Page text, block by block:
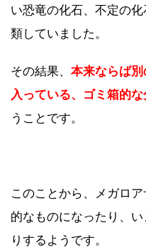
い恐竜の化石、不定の
類していました。
その結果、 本来ならば
入っている、ゴミ箱的
うことです。
このことから、メガロ
的なものになったり、
りするようです。